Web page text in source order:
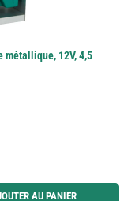
métallique, 12V, 4,5
les boutons pour augmenter ou
AU PANIER